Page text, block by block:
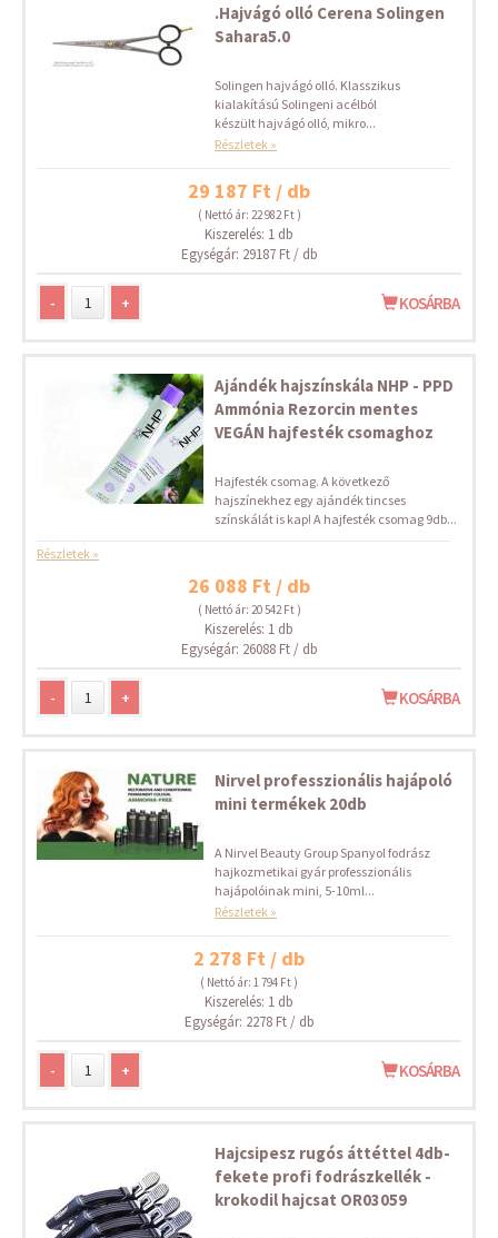
.Hajvágó olló Cerena Solingen
Sahara5.0
Solingen hajvágó olló. Klasszikus
kialakítású Solingeni acélból
készült hajvágó olló, mikro...
Részletek »
29 187 Ft / db
( Nettó ár: 22 982 Ft )
Kiszerelés: 1 db
Egységár: 29187 Ft / db
- + KOSÁRBA
Ajándék hajszínskála NHP - PPD
Ammónia Rezorcin mentes
VEGÁN hajfesték csomaghoz
Hajfesték csomag. A következő
hajszínekhez egy ajándék tincses
színskálát is kap! A hajfesték csomag 9db...
Részletek »
26 088 Ft / db
( Nettó ár: 20 542 Ft )
Kiszerelés: 1 db
Egységár: 26088 Ft / db
- + KOSÁRBA
Nirvel professzionális hajápoló
mini termékek 20db
A Nirvel Beauty Group Spanyol fodrász
hajkozmetikai gyár professzionális
hajápolóinak mini, 5-10ml...
Részletek »
2 278 Ft / db
( Nettó ár: 1 794 Ft )
Kiszerelés: 1 db
Egységár: 2278 Ft / db
- + KOSÁRBA
Hajcsipesz rugós áttéttel 4db-
fekete profi fodrászkellék -
krokodil hajcsat OR03059